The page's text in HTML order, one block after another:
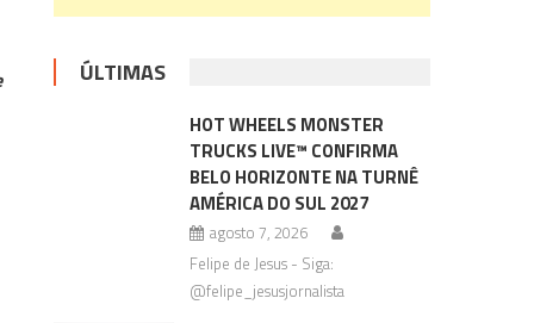
ÚLTIMAS
HOT WHEELS MONSTER
TRUCKS LIVE™ CONFIRMA
BELO HORIZONTE NA TURNÊ
AMÉRICA DO SUL 2027
agosto 7, 2026
Felipe de Jesus - Siga:
@felipe_jesusjornalista